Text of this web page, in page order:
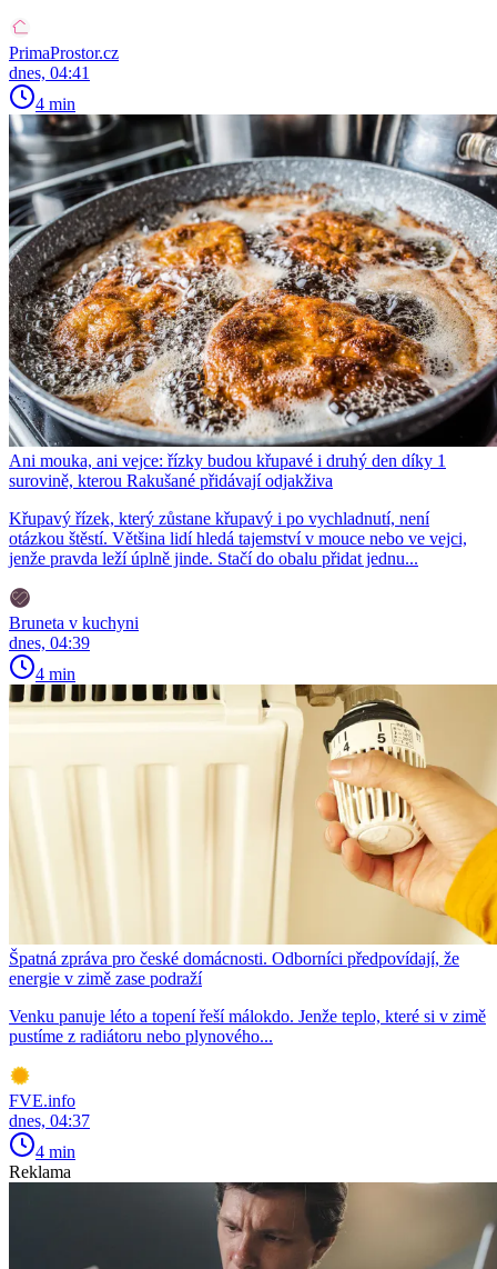
PrimaProstor.cz
dnes, 04:41
4 min
Ani mouka, ani vejce: řízky budou křupavé i druhý den díky 1
surovině, kterou Rakušané přidávají odjakživa
Křupavý řízek, který zůstane křupavý i po vychladnutí, není
otázkou štěstí. Většina lidí hledá tajemství v mouce nebo ve vejci,
jenže pravda leží úplně jinde. Stačí do obalu přidat jednu...
Bruneta v kuchyni
dnes, 04:39
4 min
Špatná zpráva pro české domácnosti. Odborníci předpovídají, že
energie v zimě zase podraží
Venku panuje léto a topení řeší málokdo. Jenže teplo, které si v zimě
pustíme z radiátoru nebo plynového...
FVE.info
dnes, 04:37
4 min
Reklama